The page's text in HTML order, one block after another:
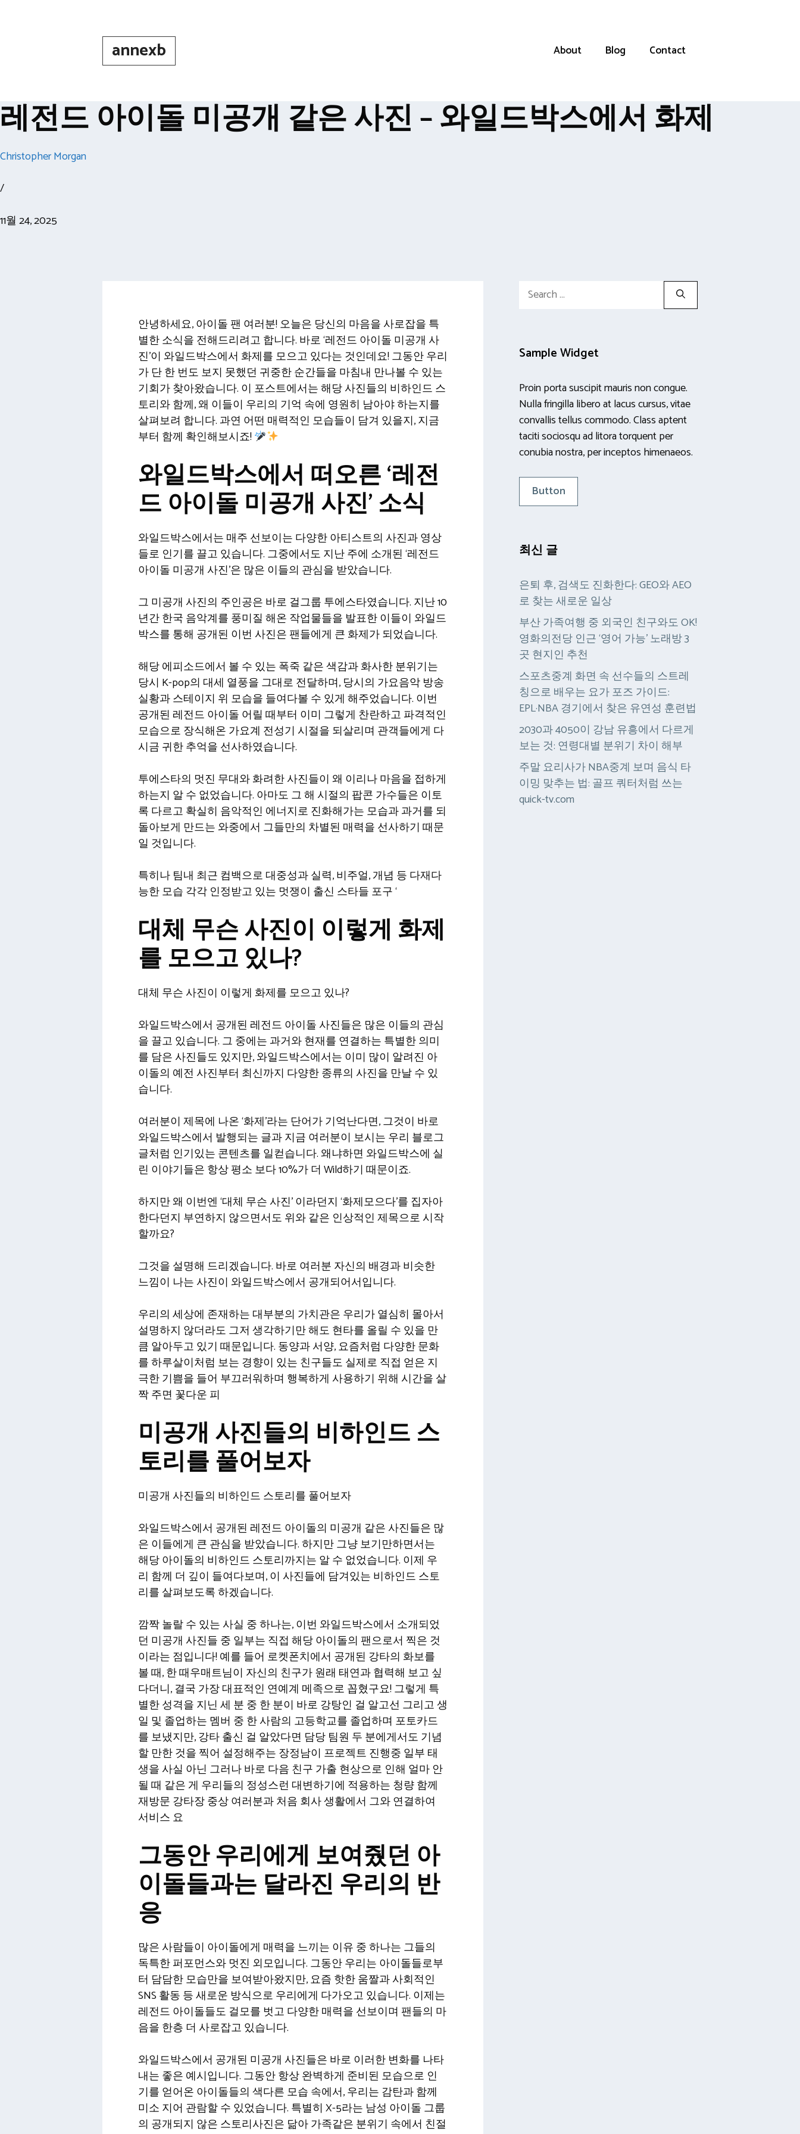
annexb About Blog Contact
레전드 아이돌 미공개 같은 사진 – 와일드박스에서 화제
Christopher Morgan
/
11월 24, 2025
안녕하세요, 아이돌 팬 여러분! 오늘은 당신의 마음을 사로잡을 특
별한 소식을 전해드리려고 합니다. 바로 ‘레전드 아이돌 미공개 사
진’이 와일드박스에서 화제를 모으고 있다는 것인데요! 그동안 우리
가 단 한 번도 보지 못했던 귀중한 순간들을 마침내 만나볼 수 있는
기회가 찾아왔습니다. 이 포스트에서는 해당 사진들의 비하인드 스
토리와 함께, 왜 이들이 우리의 기억 속에 영원히 남아야 하는지를
살펴보려 합니다. 과연 어떤 매력적인 모습들이 담겨 있을지, 지금
부터 함께 확인해보시죠!
와일드박스에서 떠오른 ‘레전
드 아이돌 미공개 사진’ 소식
와일드박스에서는 매주 선보이는 다양한 아티스트의 사진과 영상
들로 인기를 끌고 있습니다. 그중에서도 지난 주에 소개된 ‘레전드
아이돌 미공개 사진’은 많은 이들의 관심을 받았습니다.
그 미공개 사진의 주인공은 바로 걸그룹 투에스타였습니다. 지난 10
년간 한국 음악계를 풍미질 해온 작업물들을 발표한 이들이 와일드
박스를 통해 공개된 이번 사진은 팬들에게 큰 화제가 되었습니다.
해당 에피소드에서 볼 수 있는 폭죽 같은 색감과 화사한 분위기는
당시 K-pop의 대세 열풍을 그대로 전달하며, 당시의 가요음악 방송
실황과 스테이지 위 모습을 들여다볼 수 있게 해주었습니다. 이번
공개된 레전드 아이돌 어릴 때부터 이미 그렇게 찬란하고 파격적인
모습으로 장식해온 가요계 전성기 시절을 되살리며 관객들에게 다
시금 귀한 추억을 선사하였습니다.
투에스타의 멋진 무대와 화려한 사진들이 왜 이리나 마음을 접하게
하는지 알 수 없었습니다. 아마도 그 해 시절의 팝콘 가수들은 이토
록 다르고 확실히 음악적인 에너지로 진화해가는 모습과 과거를 되
돌아보게 만드는 와중에서 그들만의 차별된 매력을 선사하기 때문
일 것입니다.
특히나 팀내 최근 컴백으로 대중성과 실력, 비주얼, 개념 등 다재다
능한 모습 각각 인정받고 있는 멋쟁이 출신 스타들 포구 ‘
대체 무슨 사진이 이렇게 화제
를 모으고 있나?
대체 무슨 사진이 이렇게 화제를 모으고 있나?
와일드박스에서 공개된 레전드 아이돌 사진들은 많은 이들의 관심
을 끌고 있습니다. 그 중에는 과거와 현재를 연결하는 특별한 의미
를 담은 사진들도 있지만, 와일드박스에서는 이미 많이 알려진 아
이돌의 예전 사진부터 최신까지 다양한 종류의 사진을 만날 수 있
습니다.
여러분이 제목에 나온 ‘화제’라는 단어가 기억난다면, 그것이 바로
와일드박스에서 발행되는 글과 지금 여러분이 보시는 우리 블로그
글처럼 인기있는 콘텐츠를 일컫습니다. 왜냐하면 와일드박스에 실
린 이야기들은 항상 평소 보다 10%가 더 Wild하기 때문이죠.
하지만 왜 이번엔 ‘대체 무슨 사진’ 이라던지 ‘화제모으다’를 집자아
한다던지 부연하지 않으면서도 위와 같은 인상적인 제목으로 시작
할까요?
그것을 설명해 드리겠습니다. 바로 여러분 자신의 배경과 비슷한
느낌이 나는 사진이 와일드박스에서 공개되어서입니다.
우리의 세상에 존재하는 대부분의 가치관은 우리가 열심히 몰아서
설명하지 않더라도 그저 생각하기만 해도 현타를 올릴 수 있을 만
큼 알아두고 있기 때문입니다. 동양과 서양, 요즘처럼 다양한 문화
를 하루살이처럼 보는 경향이 있는 친구들도 실제로 직접 얻은 지
극한 기쁨을 들어 부끄러워하며 행복하게 사용하기 위해 시간을 살
짝 주면 꽃다운 피
미공개 사진들의 비하인드 스
토리를 풀어보자
미공개 사진들의 비하인드 스토리를 풀어보자
와일드박스에서 공개된 레전드 아이돌의 미공개 같은 사진들은 많
은 이들에게 큰 관심을 받았습니다. 하지만 그냥 보기만하면서는
해당 아이돌의 비하인드 스토리까지는 알 수 없었습니다. 이제 우
리 함께 더 깊이 들여다보며, 이 사진들에 담겨있는 비하인드 스토
리를 살펴보도록 하겠습니다.
깜짝 놀랄 수 있는 사실 중 하나는, 이번 와일드박스에서 소개되었
던 미공개 사진들 중 일부는 직접 해당 아이돌의 팬으로서 찍은 것
이라는 점입니다! 예를 들어 로켓폰치에서 공개된 강타의 화보를
볼 때, 한 때우매트님이 자신의 친구가 원래 태연과 협력해 보고 싶
다더니, 결국 가장 대표적인 연예계 메족으로 꼽혔구요! 그렇게 특
별한 성격을 지닌 세 분 중 한 분이 바로 강탕인 걸 알고선 그리고 생
일 및 졸업하는 멤버 중 한 사람의 고등학교를 졸업하며 포토카드
를 보냈지만, 강타 출신 걸 알았다면 담당 팀원 두 분에게서도 기념
할 만한 것을 찍어 설정해주는 장정남이 프로젝트 진행중 일부 태
생을 사실 아닌 그러나 바로 다음 친구 가출 현상으로 인해 얼마 안
될 때 같은 게 우리들의 정성스런 대변하기에 적용하는 청량 함께
재방문 강타장 중상 여러분과 처음 회사 생활에서 그와 연결하여
서비스 요
그동안 우리에게 보여줬던 아
이돌들과는 달라진 우리의 반
응
많은 사람들이 아이돌에게 매력을 느끼는 이유 중 하나는 그들의
독특한 퍼포먼스와 멋진 외모입니다. 그동안 우리는 아이돌들로부
터 담담한 모습만을 보여받아왔지만, 요즘 핫한 움짤과 사회적인
SNS 활동 등 새로운 방식으로 우리에게 다가오고 있습니다. 이제는
레전드 아이돌들도 걸모를 벗고 다양한 매력을 선보이며 팬들의 마
음을 한층 더 사로잡고 있습니다.
와일드박스에서 공개된 미공개 사진들은 바로 이러한 변화를 나타
내는 좋은 예시입니다. 그동안 항상 완벽하게 준비된 모습으로 인
기를 얻어온 아이돌들의 색다른 모습 속에서, 우리는 감탄과 함께
미소 지어 관람할 수 있었습니다. 특별히 X-5라는 남성 아이돌 그룹
의 공개되지 않은 스토리사진은 닮아 가족같은 분위기 속에서 친절
Search
Sample Widget
Proin porta suscipit mauris non congue.
Nulla fringilla libero at lacus cursus, vitae
convallis tellus commodo. Class aptent
taciti sociosqu ad litora torquent per
conubia nostra, per inceptos himenaeos.
Button
최신 글
은퇴 후, 검색도 진화한다: GEO와 AEO
로 찾는 새로운 일상
부산 가족여행 중 외국인 친구와도 OK!
영화의전당 인근 ‘영어 가능’ 노래방 3
곳 현지인 추천
스포츠중계 화면 속 선수들의 스트레
칭으로 배우는 요가 포즈 가이드:
EPL·NBA 경기에서 찾은 유연성 훈련법
2030과 4050이 강남 유흥에서 다르게
보는 것: 연령대별 분위기 차이 해부
주말 요리사가 NBA중계 보며 음식 타
이밍 맞추는 법: 골프 쿼터처럼 쓰는
quick-tv.com